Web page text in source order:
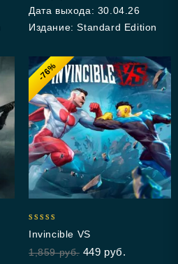
Дата выхода: 30.04.26
Издание: Standard Edition
-76%
out of 5
Invincible VS
1,859руб. 449 руб.